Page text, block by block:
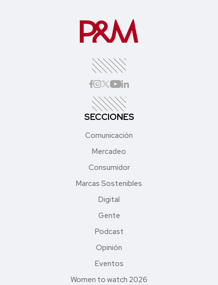
SECCIONES
Comunicación
Mercadeo
Consumidor
Marcas Sostenibles
Digital
Gente
Podcast
Opinión
Eventos
Women to watch 2026